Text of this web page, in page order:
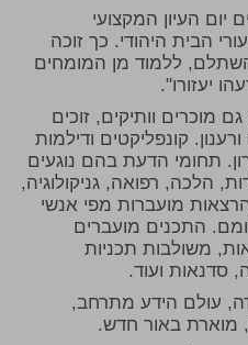
יום העיון המקצועי
הבית היהודי. כך זוכה
ללמוד מן המומחים
יעזורו".
מוכרים וותיקים, זוכים
קונפליקטים ודילמות
תחומי הדעת בהם נוגעים
הלכה, רפואה, גניקולוגיה,
מועברות מפי אנשי
התכנים מועברים
משולבות תכניות
סדנאות ועוד.
עולם הידע מתרחב,
מוארת באור חדש.